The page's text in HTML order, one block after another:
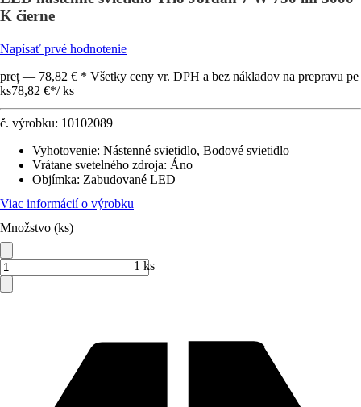
K čierne
Napísať prvé hodnotenie
preț — 78,82 € * Všetky ceny vr. DPH a bez nákladov na prepravu pe
ks78,82 €*/ ks
č. výrobku: 10102089
Vyhotovenie: Nástenné svietidlo, Bodové svietidlo
Vrátane svetelného zdroja: Áno
Objímka: Zabudované LED
Viac informácií o výrobku
Množstvo (ks)
1 ks